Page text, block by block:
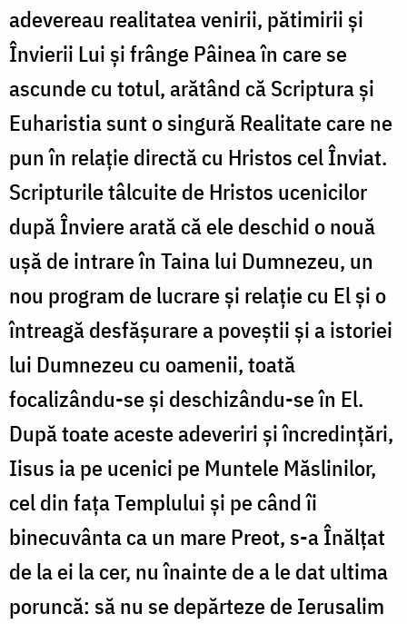
adevereau realitatea venirii, pătimirii și
Învierii Lui și frânge Pâinea în care se
ascunde cu totul, arătând că Scriptura și
Euharistia sunt o singură Realitate care ne
pun în relație directă cu Hristos cel Înviat.
Scripturile tâlcuite de Hristos ucenicilor
după Înviere arată că ele deschid o nouă
ușă de intrare în Taina lui Dumnezeu, un
nou program de lucrare și relație cu El și o
întreagă desfășurare a poveștii și a istoriei
lui Dumnezeu cu oamenii, toată
focalizându-se și deschizându-se în El.
După toate aceste adeveriri și încredințări,
Iisus ia pe ucenici pe Muntele Măslinilor,
cel din fața Templului și pe când îi
binecuvânta ca un mare Preot, s-a Înălțat
de la ei la cer, nu înainte de a le dat ultima
poruncă: să nu se depărteze de Ierusalim